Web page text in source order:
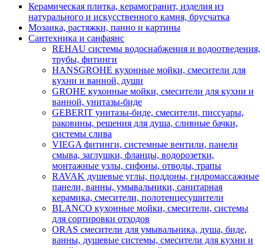
Керамическая плитка, керамогранит, изделия из
натурального и искусственного камня, брусчатка
Мозаика, растяжки, панно и картины
Сантехника и санфаянс
REHAU системы водоснабжения и водоотведения,
трубы, фитинги
HANSGROHE кухонные мойки, смесители для
кухни и ванной, души
GROHE кухонные мойки, смесители для кухни и
ванной, унитазы-биде
GEBERIT унитазы-биде, смесители, писсуары,
раковины, решения для душа, сливные бачки,
системы слива
VIEGA фитинги, системные вентили, панели
смыва, заглушки, фланцы, водорозетки,
монтажные узлы, сифоны, отводы, трапы
RAVAK душевые углы, поддоны, гидромассажные
панели, ванны, умывальники, санитарная
керамика, смесители, полотенцесушители
BLANCO кухонные мойки, смесители, системы
для сортировки отходов
ORAS смесители для умывальника, душа, биде,
ванны, душевые системы, смесители для кухни и